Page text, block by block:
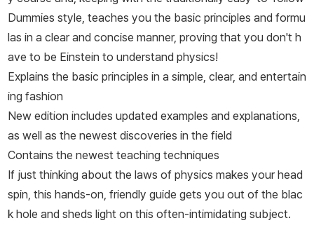
Dummies style, teaches you the basic principles and formu
las in a clear and concise manner, proving that you don't h
ave to be Einstein to understand physics!
Explains the basic principles in a simple, clear, and entertain
ing fashion
New edition includes updated examples and explanations,
as well as the newest discoveries in the field
Contains the newest teaching techniques
If just thinking about the laws of physics makes your head
spin, this hands-on, friendly guide gets you out of the blac
k hole and sheds light on this often-intimidating subject.